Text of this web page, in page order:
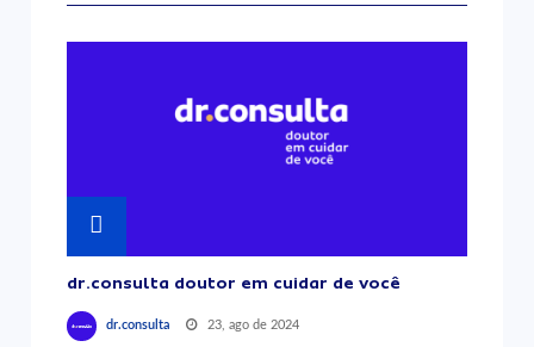
dr.consulta doutor em cuidar de você
dr.consulta 23, ago de 2024